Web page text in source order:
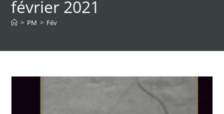
février 2021
> PM > Fév